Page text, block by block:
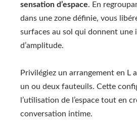
sensation d’espace. En
dans une zone définie, vous
surfaces au sol qui donnent une
d’amplitude.
Privilégiez un arrangement en L
un ou deux fauteuils. Cette
l’utilisation de l’espace tout en
conversation intime.